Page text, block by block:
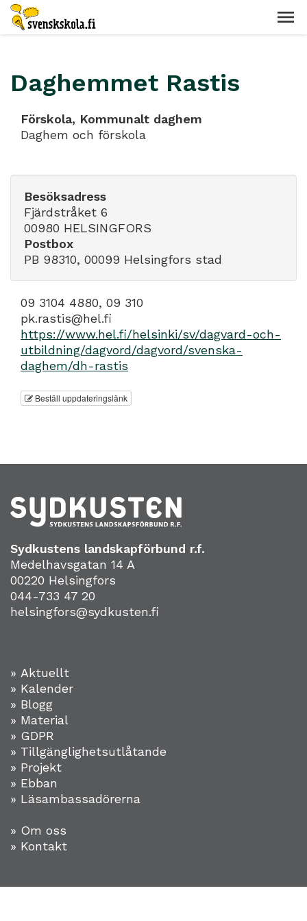
Daghemmet Rastis
Förskola, Kommunalt daghem
Daghem och förskola
Besöksadress
Fjärdstråket 6
00980 HELSINGFORS
Postbox
PB 98310, 00099 Helsingfors stad
09 3104 4880, 09 310
pk.rastis@hel.fi
https://www.hel.fi/helsinki/sv/dagvard-och-
utbildning/dagvord/dagvord/svenska-
daghem/dh-rastis
Beställ uppdateringslänk
Sydkustens landskapförbund r.f.
Medelhavsgatan 14 A
00220 Helsingfors
044-733 47 20
helsingfors@sydkusten.fi
» Aktuellt
» Kalender
» Blogg
» Material
» GDPR
» Tillgänglighetsutlåtande
» Projekt
» Ebban
» Läsambassadörerna
» Om oss
» Kontakt